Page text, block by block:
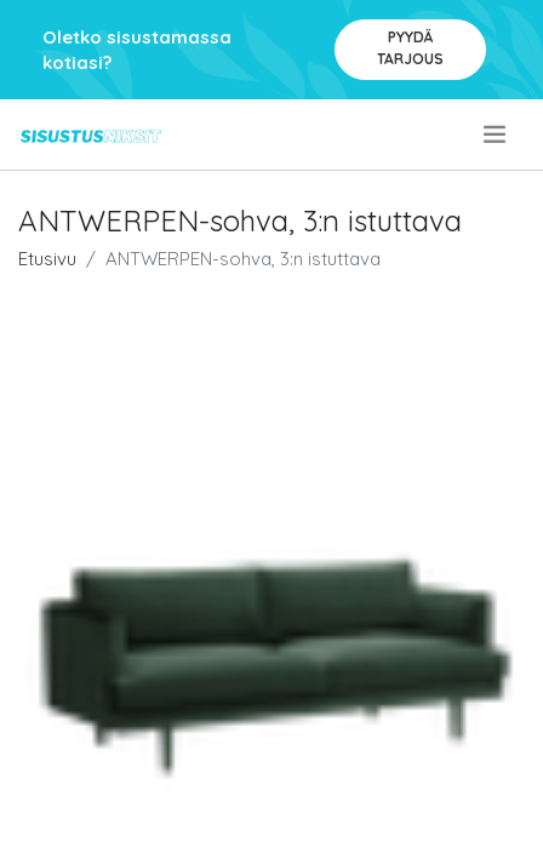
Oletko sisustamassa
kotiasi?
PYYDÄ
TARJOUS
ANTWERPEN-sohva, 3:n istuttava
Etusivu ANTWERPEN-sohva, 3:n istuttava